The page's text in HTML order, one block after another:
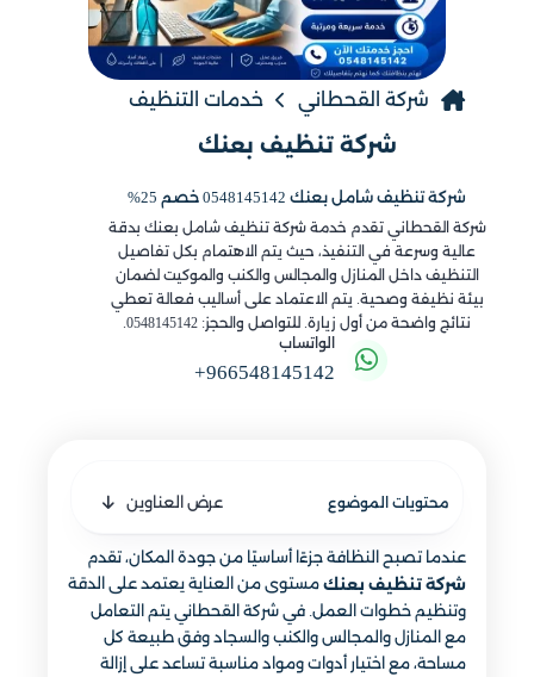
شركة القحطاني خدمات التنظيف
شركة تنظيف بعنك
شركة تنظيف شامل بعنك 0548145142 خصم 25%
شركة القحطاني تقدم خدمة شركة تنظيف شامل بعنك بدقة
عالية وسرعة في التنفيذ، حيث يتم الاهتمام بكل تفاصيل
التنظيف داخل المنازل والمجالس والكنب والموكيت لضمان
بيئة نظيفة وصحية. يتم الاعتماد على أساليب فعالة تعطي
نتائج واضحة من أول زيارة. للتواصل والحجز: 0548145142.
الواتساب
+966548145142
محتويات الموضوع عرض العناوين
عندما تصبح النظافة جزءًا أساسيًا من جودة المكان، تقدم
شركة تنظيف بعنك مستوى من العناية يعتمد على الدقة
وتنظيم خطوات العمل. في شركة القحطاني يتم التعامل
مع المنازل والمجالس والكنب والسجاد وفق طبيعة كل
مساحة، مع اختيار أدوات ومواد مناسبة تساعد على إزالة